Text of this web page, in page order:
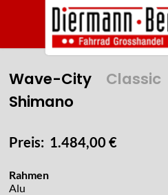
Wave-City Classic
Shimano
Preis: 1.484,00 €
Rahmen
Alu